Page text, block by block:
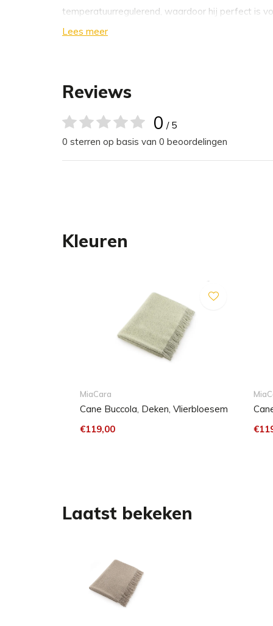
temperatuurregulerend, waardoor hij perfect is
ontspanning het hele jaar door.
dierenharen, vuil en pootafdrukken.
Nu kun je zonder aarzelen de beste plek in huis
De Buccola-plaid is verkrijgbaar in één maat.
Lees meer
Reviews
0 / 5
0 sterren op basis van 0 beoordelingen
Kleuren
MiaCara
Cane Buccola, Deken, Vlierbloesem
€119,00
Laatst bekeken